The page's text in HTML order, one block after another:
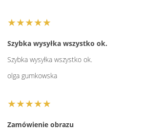
★★★★★
Szybka wysyłka wszystko ok.
Szybka wysyłka wszystko ok.
olga gumkowska
★★★★★
Zamówienie obrazu